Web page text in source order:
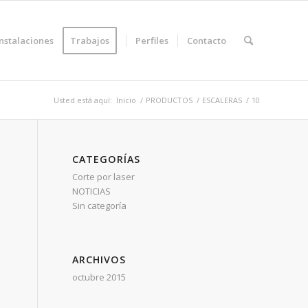
Trabajos Perfiles Contacto
Usted está aquí: Inicio / PRODUCTOS / ESCALERAS / 10
CATEGORÍAS
Corte por laser
NOTICIAS
Sin categoría
ARCHIVOS
octubre 2015